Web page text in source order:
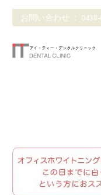
お問い合わせ ： 0438-